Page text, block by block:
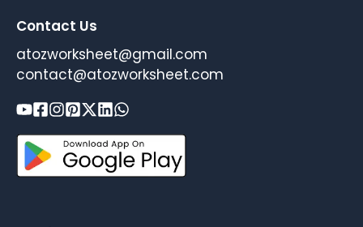
Contact Us
atozworksheet@gmail.com
contact@atozworksheet.com